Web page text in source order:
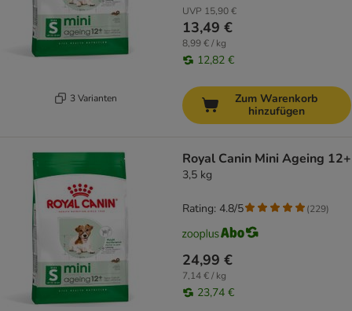
3 Varianten
UVP 15,90 €
13,49 €
8,99 € / kg
12,82 €
Zum Warenkorb
hinzufügen
Royal Canin Mini Ageing 12+
3,5 kg
24,99 €
7,14 € / kg
23,74 €
Rating: 4.8/5 (229)